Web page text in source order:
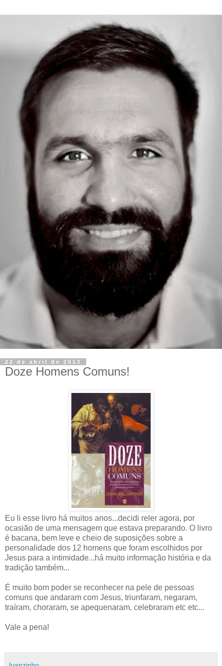
22 de abril de 2013
Doze Homens Comuns!
Eu li esse livro há muitos anos...decidi reler agora, por
ocasião de uma mensagem que estava preparando. O livro
é bacana, bem leve e cheio de suposições sobre a
personalidade dos 12 homens que foram escolhidos por
Jesus para a intimidade...há muito informação história e da
tradição também...
É muito bom poder se reconhecer na pele de pessoas
comuns que andaram com Jesus, triunfaram, negaram,
traíram, choraram, se apequenaram, celebraram etc etc...
Vale a pena!